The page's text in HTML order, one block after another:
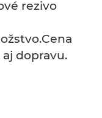
rezivo
dopravu.